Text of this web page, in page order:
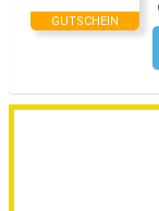
GUTSCHEIN